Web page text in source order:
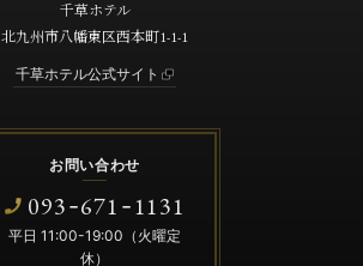
千草ホテル
北九州市八幡東区西本町1-1-1
千草ホテル公式サイト
お問い合わせ
093-671 -1131
平日 11:00-19:00（火曜定
休）